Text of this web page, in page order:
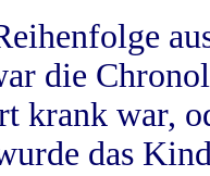
die
krank war,
das